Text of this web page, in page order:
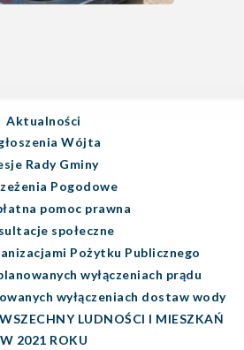
Aktualności
Wójta
Rady Gminy
Pogodowe
pomoc prawna
społeczne
Pożytku Publicznego
wyłączeniach prądu
wyłączeniach dostaw wody
LUDNOŚCI I MIESZKAŃ
W 2021 ROKU